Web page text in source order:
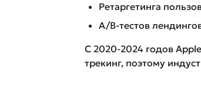
Ретаргетинга
A/B-тестов
С 2020-2024 годов
трекинг, поэтому